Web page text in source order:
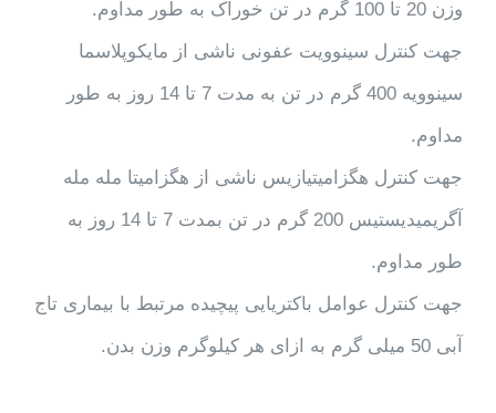
وزن 20 تا 100 گرم در تن خوراک به طور مداوم.
جهت کنترل سینوویت عفونی ناشی از مایکوپلاسما
سینوویه 400 گرم در تن به مدت 7 تا 14 روز به طور
مداوم.
جهت کنترل هگزامیتیازیس ناشی از هگزامیتا مله مله
آگریمیدیستیس 200 گرم در تن بمدت 7 تا 14 روز به
طور مداوم.
جهت کنترل عوامل باکتریایی پیچیده مرتبط با بیماری تاج
آبی 50 میلی گرم به ازای هر کیلوگرم وزن بدن.